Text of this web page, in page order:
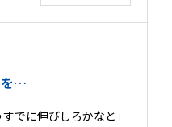
を…
でに伸びしろかなと」